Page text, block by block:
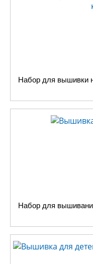
Набор для вышивки
Набор для